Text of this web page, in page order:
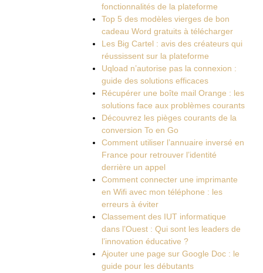
fonctionnalités de la plateforme
Top 5 des modèles vierges de bon
cadeau Word gratuits à télécharger
Les Big Cartel : avis des créateurs qui
réussissent sur la plateforme
Uqload n’autorise pas la connexion :
guide des solutions efficaces
Récupérer une boîte mail Orange : les
solutions face aux problèmes courants
Découvrez les pièges courants de la
conversion To en Go
Comment utiliser l’annuaire inversé en
France pour retrouver l’identité
derrière un appel
Comment connecter une imprimante
en Wifi avec mon téléphone : les
erreurs à éviter
Classement des IUT informatique
dans l’Ouest : Qui sont les leaders de
l’innovation éducative ?
Ajouter une page sur Google Doc : le
guide pour les débutants